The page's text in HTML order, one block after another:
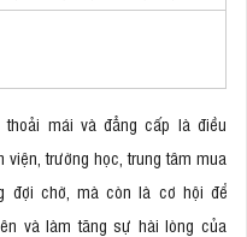
mái và đẳng cấp là điều
trường học, trung tâm mua
đợi chờ, mà còn là cơ hội để
và làm tăng sự hài lòng của